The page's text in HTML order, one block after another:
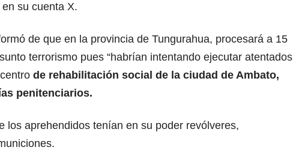
su cuenta X.
de que en la provincia de Tungurahua, procesará a 15
terrorismo pues “habrían intentando ejecutar atentados
de rehabilitación social de la ciudad de Ambato,
penitenciarios.
los aprehendidos tenían en su poder revólveres,